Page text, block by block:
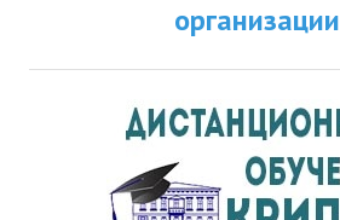
организации